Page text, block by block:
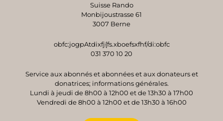
Suisse Rando
Monbijoustrasse 61
3007 Berne
obfc:jogpAtdixfj{fs.xboefsxfhf/di:obfc
031 370 10 20
Service aux abonnés et abonnées et aux donateurs et
donatrices; informations générales.
Lundi à jeudi de 8h00 à 12h00 et de 13h30 à 17h00
Vendredi de 8h00 à 12h00 et de 13h30 à 16h00